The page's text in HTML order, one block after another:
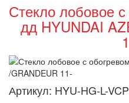
Стекло лобовое
дд HYUNDAI
Артикул: HYU-HG-L-